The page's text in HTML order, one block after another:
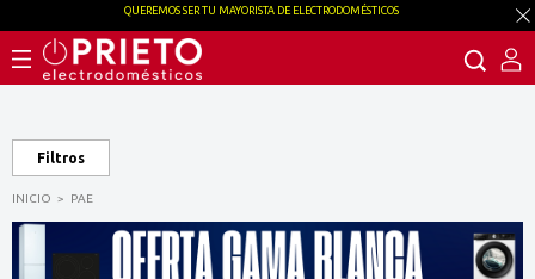
Filtros
INICIO PAE
QUEREMOS SER TU MAYORISTA DE ELECTRODOMÉSTICOS